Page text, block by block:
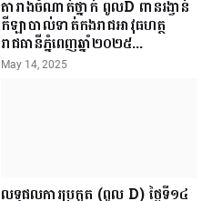
តារាងចំណាត់ថ្នាក់ ពូលD ពានរង្វាន់
កីឡាបាល់ទាត់កងរាជអាវុធហត្ថ
រាជធានីភ្នំពេញឆ្នាំ២០២៥...
May 14, 2025
លទ្ធផលការប្រកួត (ពូល D) ថ្ងៃទី១៤